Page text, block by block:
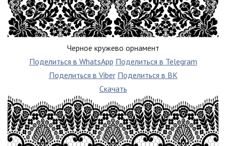
Черное кружево орнамент
Поделиться в WhatsApp Поделиться в Telegram
Поделиться в Viber Поделиться в ВК
Скачать